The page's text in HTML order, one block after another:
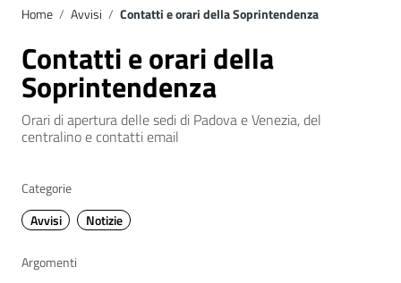
Home / Avvisi / Contatti e orari della Soprintendenza
Contatti e orari della
Soprintendenza
Orari di apertura delle sedi di Padova e Venezia, del
centralino e contatti email
Categorie
Avvisi
Notizie
Argomenti